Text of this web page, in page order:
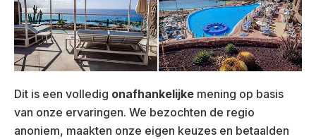
Dit is een volledig onafhankelijke mening op basis
van onze ervaringen. We bezochten de regio
anoniem, maakten onze eigen keuzes en betaalden